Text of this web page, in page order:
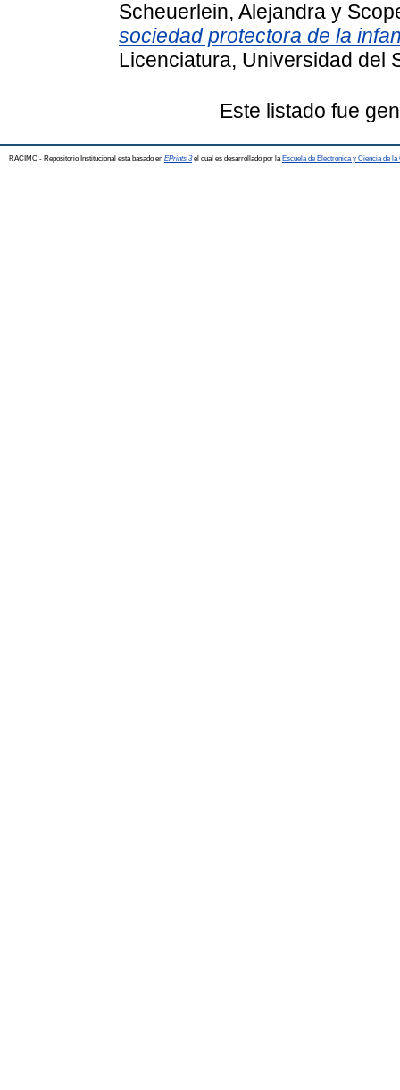
Scheuerlein, Alejandra y
sociedad protectora de la
Licenciatura, Universidad del
Este listado fue
RACIMO - Repositorio Institucional está basado en EPrints 3el cual es desarrollado por la Escuela de Electrónica y Ciencia de la